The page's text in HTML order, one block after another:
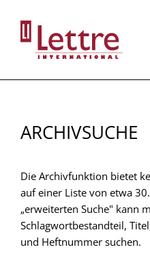
Inhalt
ARCHIVSUCHE
Die Archivfunktion bietet
auf einer Liste von etwa
„erweiterten Suche" kann
Schlagwortbestandteil,
und Heftnummer suchen.